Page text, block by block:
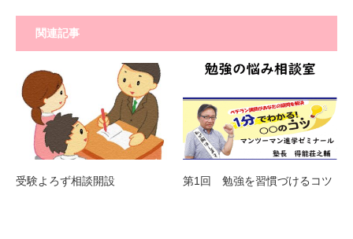
関連記事
受験よろず相談開設 第1回 勉強を習慣づけるコツ